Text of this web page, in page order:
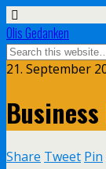
Olis Gedanken
21. September
Share Tweet Pin